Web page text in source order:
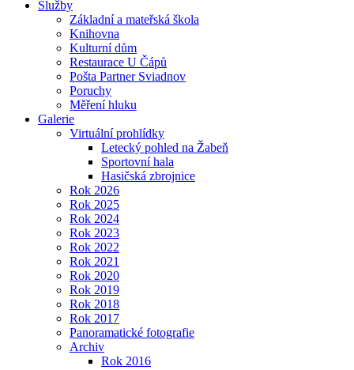
Služby
Základní a mateřská škola
Knihovna
Kulturní dům
Restaurace U Čápů
Pošta Partner Sviadnov
Poruchy
Měření hluku
Galerie
Virtuální prohlídky
Letecký pohled na Žabeň
Sportovní hala
Hasičská zbrojnice
Rok 2026
Rok 2025
Rok 2024
Rok 2023
Rok 2022
Rok 2021
Rok 2020
Rok 2019
Rok 2018
Rok 2017
Panoramatické fotografie
Archiv
Rok 2016